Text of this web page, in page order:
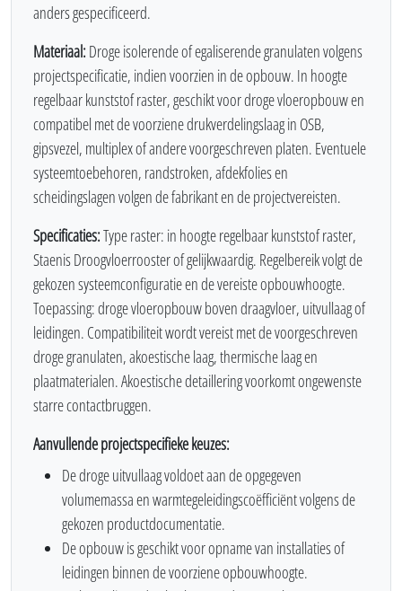
anders gespecificeerd.
Materiaal:Droge isolerende of egaliserende granulaten volgens
projectspecificatie, indien voorzien in de opbouw. In hoogte
regelbaar kunststof raster, geschikt voor droge vloeropbouw en
compatibel met de voorziene drukverdelingslaag in OSB,
gipsvezel, multiplex of andere voorgeschreven platen. Eventuele
systeemtoebehoren, randstroken, afdekfolies en
scheidingslagen volgen de fabrikant en de projectvereisten.
Specificaties:Type raster: in hoogte regelbaar kunststof raster,
Staenis Droogvloerrooster of gelijkwaardig. Regelbereik volgt de
gekozen systeemconfiguratie en de vereiste opbouwhoogte.
Toepassing: droge vloeropbouw boven draagvloer, uitvullaag of
leidingen. Compatibiliteit wordt vereist met de voorgeschreven
droge granulaten, akoestische laag, thermische laag en
plaatmaterialen. Akoestische detaillering voorkomt ongewenste
starre contactbruggen.
Aanvullende projectspecifieke keuzes:
De droge uitvullaag voldoet aan de opgegeven
volumemassa en warmtegeleidingscoëfficiënt volgens de
gekozen productdocumentatie.
De opbouw is geschikt voor opname van installaties of
leidingen binnen de voorziene opbouwhoogte.